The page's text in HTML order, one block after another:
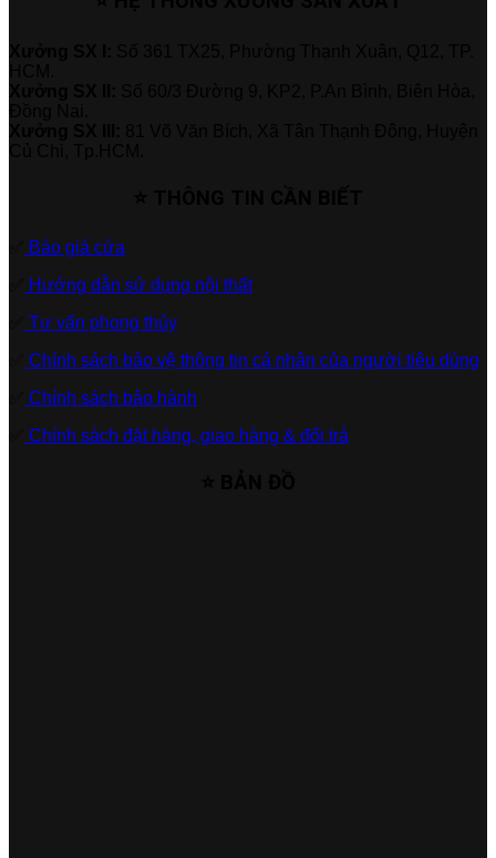
Báo giá cửa
Hướng dẫn sử dụng nội thất
Tư vấn phong thủy
Chính sách bảo vệ thông tin cá nhân của người tiêu dùng
Chính sách bảo hành
Chính sách đặt hàng, giao hàng & đổi trả